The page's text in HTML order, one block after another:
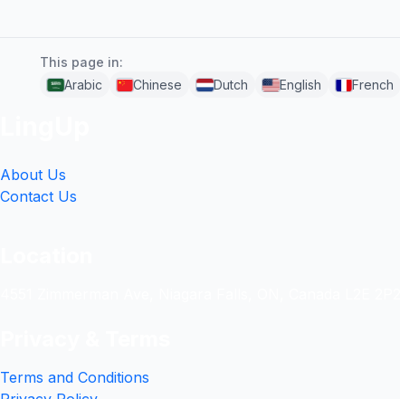
This page in:
Arabic
Chinese Dutch English French
About Us
Contact Us
Terms and Conditions